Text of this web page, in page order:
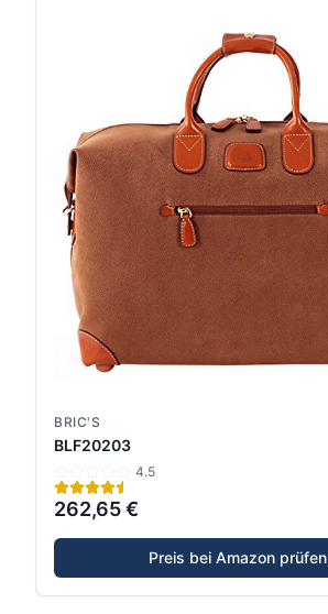
BRIC'S
BLF20203
4.5
262,65 €
Preis bei Amazon prüfen